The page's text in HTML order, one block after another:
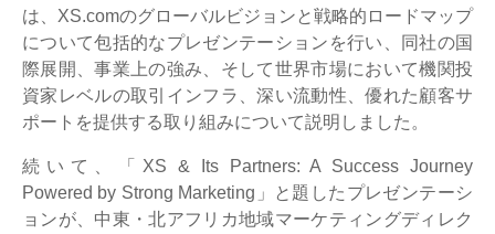
は、XS.comのグローバルビジョンと戦略的ロードマップ
について包括的なプレゼンテーションを行い、同社の国
際展開、事業上の強み、そして世界市場において機関投
資家レベルの取引インフラ、深い流動性、優れた顧客サ
ポートを提供する取り組みについて説明しました。
続いて、「XS & Its Partners: A Success Journey
Powered by Strong Marketing」と題したプレゼンテーシ
ョンが、中東・北アフリカ地域マーケティングディレク